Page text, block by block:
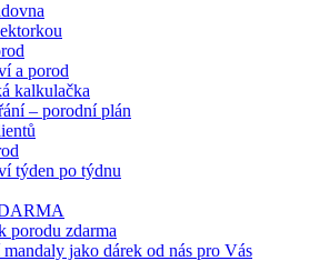
a porod
kalkulačka
– porodní plán
týden po týdnu
porodu zdarma
jako dárek od nás pro Vás